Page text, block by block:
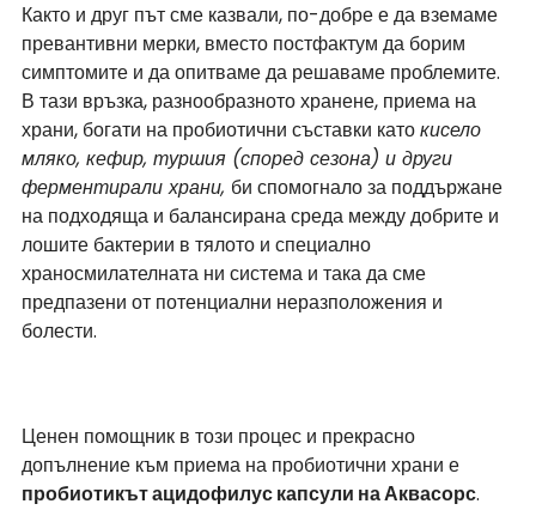
Както и друг път сме казвали, по-добре е да вземаме
превантивни мерки, вместо постфактум да борим
симптомите и да опитваме да решаваме проблемите.
В тази връзка, разнообразното хранене, приема на
храни, богати на пробиотични съставки като кисело
мляко, кефир, туршия (според сезона) и други
ферментирали храни, би спомогнало за поддържане
на подходяща и балансирана среда между добрите и
лошите бактерии в тялото и специално
храносмилателната ни система и така да сме
предпазени от потенциални неразположения и
болести.
Ценен помощник в този процес и прекрасно
допълнение към приема на пробиотични храни е
пробиотикът ацидофилус капсули на Аквасорс.